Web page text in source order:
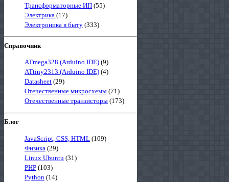
Трансформаторные ИП (55)
Электрика (17)
Электроника в быту (333)
Справочник
ATmega328 (Arduino IDE) (9)
ATtiny2313 (Arduino IDE) (4)
Datasheet (29)
Отечественные микросхемы (71)
Отечественные транзисторы (173)
Блог
JavaScript, CSS, HTML (109)
Физика (29)
Linux Ubuntu (31)
PHP (103)
Python (14)